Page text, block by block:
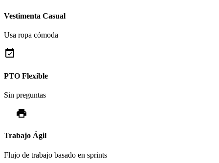
Vestimenta Casual
Usa ropa cómoda
event_available
PTO Flexible
Sin preguntas
sprint
Trabajo Ágil
Flujo de trabajo basado en sprints